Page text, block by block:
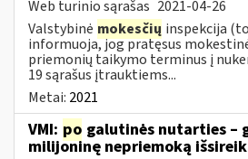
Web turinio sąrašas 2021-04-26
Valstybinė mokesčių inspekcija
informuoja, jog pratęsus
priemonių taikymo terminus į
19 sąrašus įtrauktiems...
Metai: 2021
VMI: po galutinės nutarties –
milijoninę nepriemoką